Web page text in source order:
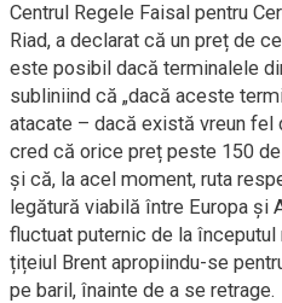
Centrul Regele Faisal pentru
Riad, a declarat că un preț de
este posibil dacă terminalele
subliniind că „dacă aceste
atacate – dacă există vreun
cred că orice preț peste 150
și că, la acel moment, ruta
legătură viabilă între Europa și
fluctuat puternic de la
țițeiul Brent apropiindu-se
pe baril, înainte de a se retrage.